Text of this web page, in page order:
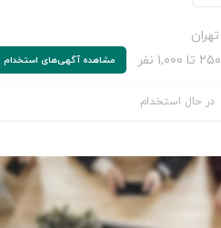
تهران
۲۵۰ تا ۱,۰۰۰ نفر
مشاهده‌ آگهی‌های استخدام
در حال استخدام